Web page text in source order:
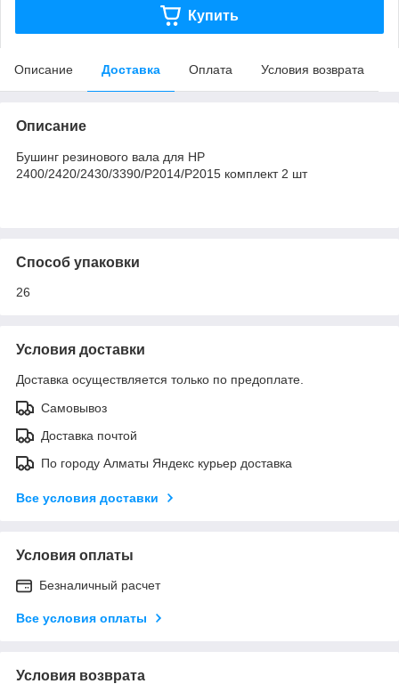
Купить
Описание Доставка Оплата Условия возврата
Описание
Бушинг резинового вала для HP
2400/2420/2430/3390/P2014/P2015 комплект 2 шт
Способ упаковки
26
Условия доставки
Доставка осуществляется только по предоплате.
Самовывоз
Доставка почтой
По городу Алматы Яндекс курьер доставка
Все условия доставки
Условия оплаты
Безналичный расчет
Все условия оплаты
Условия возврата